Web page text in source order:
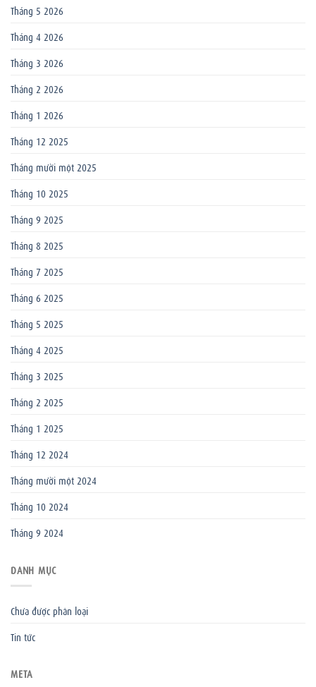
Tháng 5 2026
Tháng 4 2026
Tháng 3 2026
Tháng 2 2026
Tháng 1 2026
Tháng 12 2025
Tháng mười một 2025
Tháng 10 2025
Tháng 9 2025
Tháng 8 2025
Tháng 7 2025
Tháng 6 2025
Tháng 5 2025
Tháng 4 2025
Tháng 3 2025
Tháng 2 2025
Tháng 1 2025
Tháng 12 2024
Tháng mười một 2024
Tháng 10 2024
Tháng 9 2024
DANH MỤC
Chưa được phân loại
Tin tức
META